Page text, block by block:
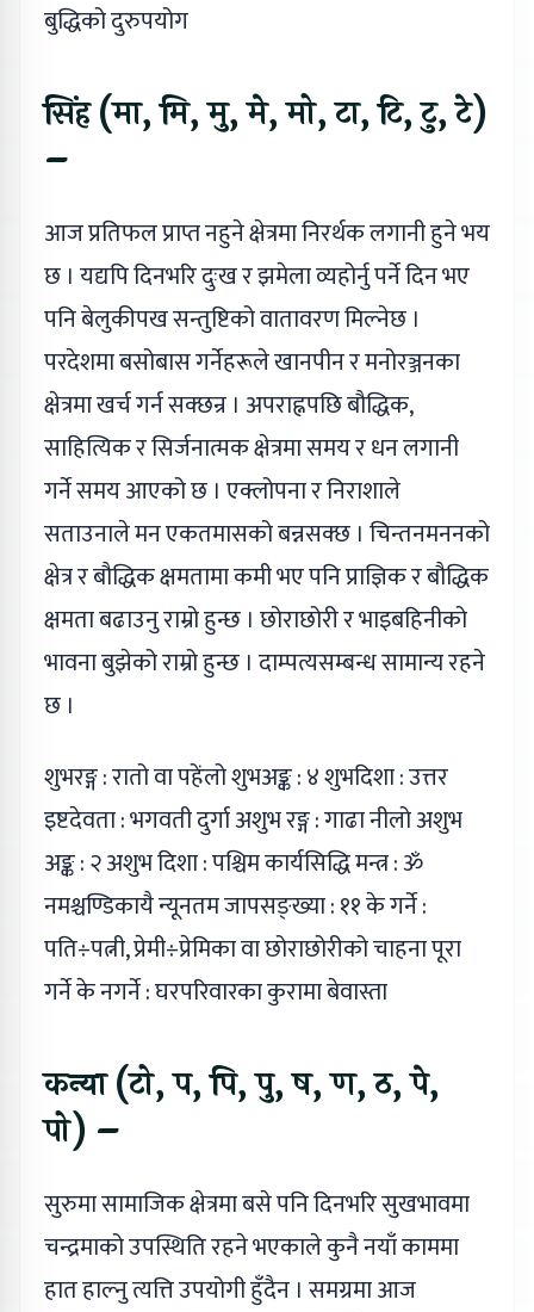
बुद्धिको दुरुपयोग
सिंह (मा, मि, मु, मे, मो, टा, टि, टु, टे)
–
आज प्रतिफल प्राप्त नहुने क्षेत्रमा निरर्थक लगानी हुने भय
छ । यद्यपि दिनभरि दुःख र झमेला व्यहोर्नु पर्ने दिन भए
पनि बेलुकीपख सन्तुष्टिको वातावरण मिल्नेछ ।
परदेशमा बसोबास गर्नेहरूले खानपीन र मनोरञ्जनका
क्षेत्रमा खर्च गर्न सक्छन्र । अपराह्नपछि बौद्धिक,
साहित्यिक र सिर्जनात्मक क्षेत्रमा समय र धन लगानी
गर्ने समय आएको छ । एक्लोपना र निराशाले
सताउनाले मन एकतमासको बन्नसक्छ । चिन्तनमननको
क्षेत्र र बौद्धिक क्षमतामा कमी भए पनि प्राज्ञिक र बौद्धिक
क्षमता बढाउनु राम्रो हुन्छ । छोराछोरी र भाइबहिनीको
भावना बुझेको राम्रो हुन्छ । दाम्पत्यसम्बन्ध सामान्य रहने
छ ।
शुभरङ्ग : रातो वा पहेंलो शुभअङ्क : ४ शुभदिशा : उत्तर
इष्टदेवता : भगवती दुर्गा अशुभ रङ्ग : गाढा नीलो अशुभ
अङ्क : २ अशुभ दिशा : पश्चिम कार्यसिद्धि मन्त्र : ॐ
नमश्चण्डिकायै न्यूनतम जापसङ्ख्या : ११ के गर्ने :
पति÷पत्नी, प्रेमी÷प्रेमिका वा छोराछोरीको चाहना पूरा
गर्ने के नगर्ने : घरपरिवारका कुरामा बेवास्ता
कन्या (टो, प, पि, पु, ष, ण, ठ, पे,
पो) –
सुरुमा सामाजिक क्षेत्रमा बसे पनि दिनभरि सुखभावमा
चन्द्रमाको उपस्थिति रहने भएकाले कुनै नयाँ काममा
हात हाल्नु त्यत्ति उपयोगी हुँदैन । समग्रमा आज